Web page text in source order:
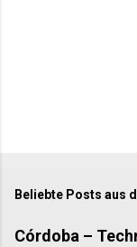
Beliebte Posts aus
Córdoba –